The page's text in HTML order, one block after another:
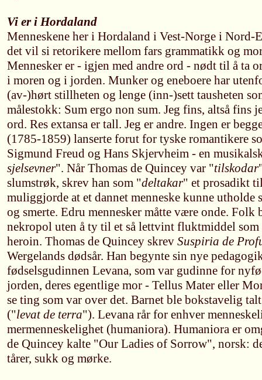
Vi er i Hordaland
Menneskene her i Hordaland i Vest-Norge i Nord-
det vil si retorikere mellom fars grammatikk og
Mennesker er - igjen med andre ord - nødt til å ta
i moren og i jorden. Munker og eneboere har
(av-)hørt stillheten og lenge (inn-)sett tausheten
målestokk: Sum ergo non sum. Jeg fins, altså fins
ord. Res extansa er tall. Jeg er andre. Ingen er
(1785-1859) lanserte forut for tyske romantikere
Sigmund Freud og Hans Skjervheim - en
sjelsevner". Når Thomas de Quincey var "tilskodar
slumstrøk, skrev han som "deltakar" et prosadikt
muliggjorde at et dannet menneske kunne utholde
og smerte. Edru mennesker måtte være onde. Folk
nekropol uten å ty til et så lettvint fluktmiddel
heroin. Thomas de Quincey skrev Suspiria de
Wergelands dødsår. Han begynte sin nye
fødselsgudinnen Levana, som var gudinne for
jorden, deres egentlige mor - Tellus Mater eller
se ting som var over det. Barnet ble bokstavelig
("levat de terra"). Levana rår for enhver
mermenneskelighet (humaniora). Humaniora er
de Quincey kalte "Our Ladies of Sorrow", norsk:
tårer, sukk og mørke.